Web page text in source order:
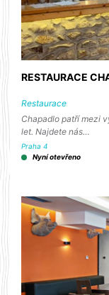
RESTAURACE
Restaurace
Chapadlo patří mezi
let. Najdete nás…
Praha 4
Nyní otevřeno